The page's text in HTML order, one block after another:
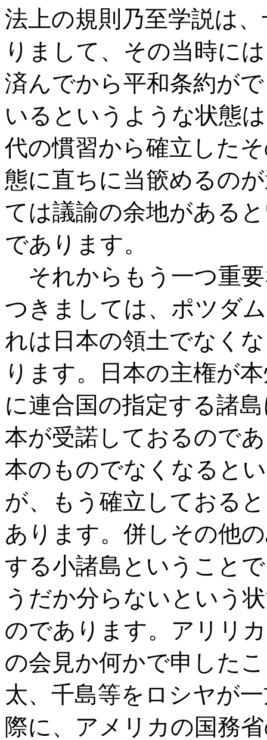
法上の規則乃至学説は
りまして、その当時に
済んでから平和条約が
いるというような状態
代の慣習から確立した
態に直ちに当篏めるの
ては議諭の余地がある
であります。
それからもう一つ重
つきましては、ポツダ
れは日本の領土でなく
ります。日本の主権が
に連合国の指定する諸
本が受諾しておるので
本のものでなくなると
が、もう確立しておる
あります。併しその他
する小諸島ということ
うだか分らないという
のであります。アリリ
の会見か何かで申した
太、千島等をロシヤが
際に、アメリカの国務